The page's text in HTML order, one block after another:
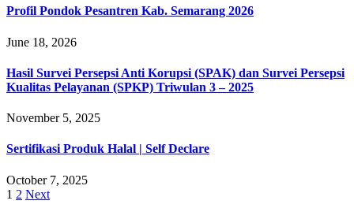
Profil Pondok Pesantren Kab. Semarang 2026
June 18, 2026
Hasil Survei Persepsi Anti Korupsi (SPAK) dan Survei Persepsi
Kualitas Pelayanan (SPKP) Triwulan 3 – 2025
November 5, 2025
Sertifikasi Produk Halal | Self Declare
October 7, 2025
1 2 Next